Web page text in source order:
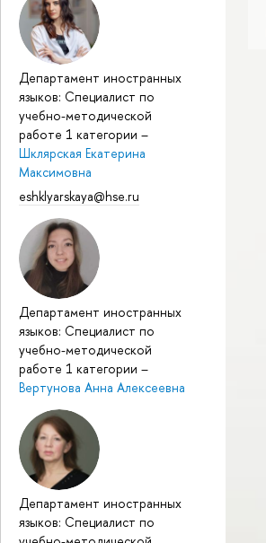
Департамент иностранных
языков: Специалист по
учебно-методической
работе 1 категории –
Шклярская Екатерина
Максимовна
eshklyarskaya@hse.ru
Департамент иностранных
языков: Специалист по
учебно-методической
работе 1 категории –
Вертунова Анна Алексеевна
Департамент иностранных
языков: Специалист по